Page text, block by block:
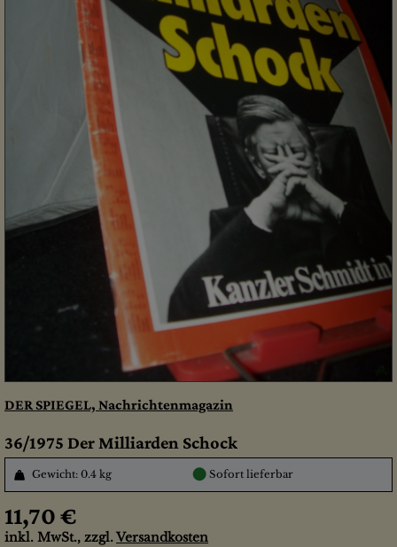
DER SPIEGEL, Nachrichtenmagazin
36/1975 Der Milliarden Schock
Gewicht: 0.4 kg ● Sofort lieferbar
11,70 €
inkl. MwSt., zzgl. Versandkosten